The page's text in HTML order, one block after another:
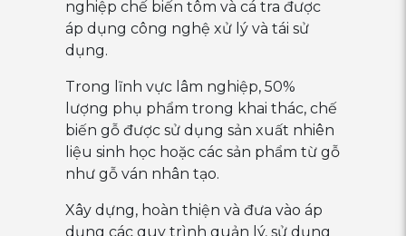
nghiệp chế biến tôm và cá tra được
áp dụng công nghệ xử lý và tái sử
dụng.
Trong lĩnh vực lâm nghiệp, 50%
lượng phụ phẩm trong khai thác, chế
biến gỗ được sử dụng sản xuất nhiên
liệu sinh học hoặc các sản phẩm từ gỗ
như gỗ ván nhân tạo.
Xây dựng, hoàn thiện và đưa vào áp
dụng các quy trình quản lý, sử dụng